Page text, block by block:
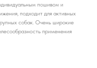
пошивом и
подходит для активных
собак. Очень широкие
применения